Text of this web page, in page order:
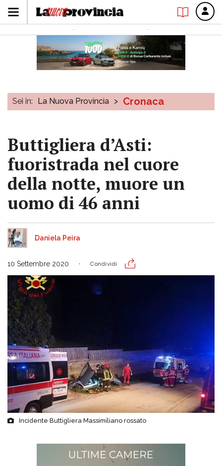
Sei in: La Nuova Provincia > Cronaca
Buttigliera d’Asti:
fuoristrada nel cuore
della notte, muore un
uomo di 46 anni
Daniela Peira
10 Settembre 2020 Condividi
Incidente Buttigliera Massimiliano rossato